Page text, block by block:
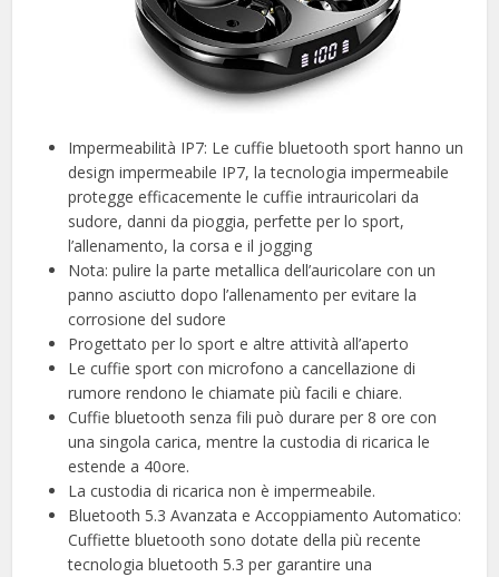
Impermeabilità IP7: Le cuffie bluetooth sport hanno un
design impermeabile IP7, la tecnologia impermeabile
protegge efficacemente le cuffie intrauricolari da
sudore, danni da pioggia, perfette per lo sport,
l’allenamento, la corsa e il jogging
Nota: pulire la parte metallica dell’auricolare con un
panno asciutto dopo l’allenamento per evitare la
corrosione del sudore
Progettato per lo sport e altre attività all’aperto
Le cuffie sport con microfono a cancellazione di
rumore rendono le chiamate più facili e chiare.
Cuffie bluetooth senza fili può durare per 8 ore con
una singola carica, mentre la custodia di ricarica le
estende a 40ore.
La custodia di ricarica non è impermeabile.
Bluetooth 5.3 Avanzata e Accoppiamento Automatico:
Cuffiette bluetooth sono dotate della più recente
tecnologia bluetooth 5.3 per garantire una